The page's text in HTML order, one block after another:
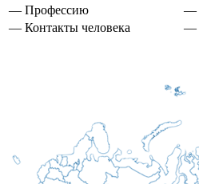
— Профессию
—
— Контакты человека
—